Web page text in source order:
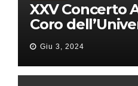
XXV Concerto
Coro
“Messa in
Puccini
Giu 3, 2024